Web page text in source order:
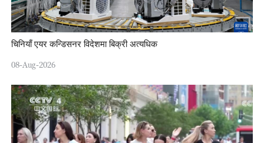
चिनियाँ एयर कन्डिसनर विदेशमा बिक्री अत्यधिक
08-Aug-2026